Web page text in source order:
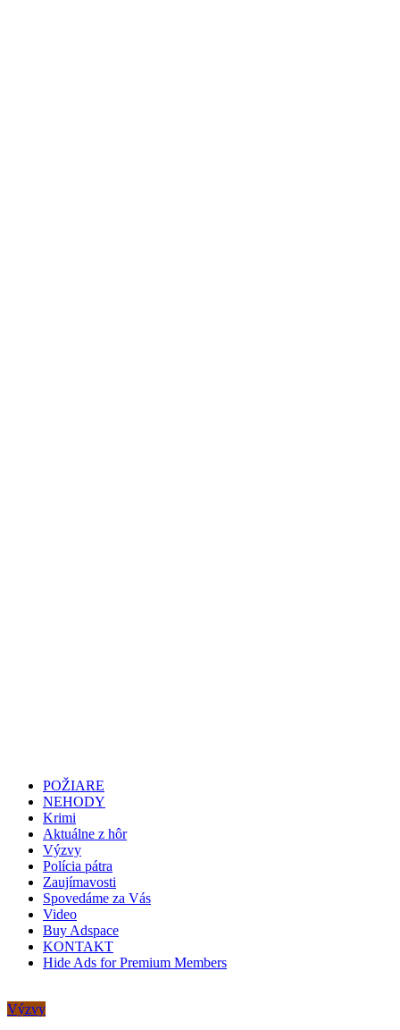
POŽIARE
NEHODY
Krimi
Aktuálne z hôr
Výzvy
Polícia pátra
Zaujímavosti
Spovedáme za Vás
Video
Buy Adspace
KONTAKT
Hide Ads for Premium Members
Výzvy